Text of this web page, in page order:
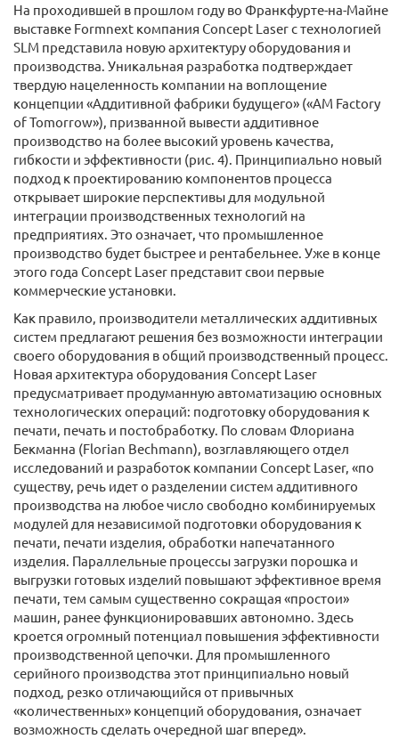
На проходившей в прошлом году во Франкфурте-на-Майне
выставке Formnext компания Concept Laser с технологией
SLM представила новую архитектуру оборудования и
производства. Уникальная разработка подтверждает
твердую нацеленность компании на воплощение
концепции «Аддитивной фабрики будущего» («AM Factory
of Tomorrow»), призванной вывести аддитивное
производство на более высокий уровень качества,
гибкости и эффективности (рис. 4). Принципиально новый
подход к проектированию компонентов процесса
открывает широкие перспективы для модульной
интеграции производственных технологий на
предприятиях. Это означает, что промышленное
производство будет быстрее и рентабельнее. Уже в конце
этого года Concept Laser представит свои первые
коммерческие установки.
Как правило, производители металлических аддитивных
систем предлагают решения без возможности интеграции
своего оборудования в общий производственный процесс.
Новая архитектура оборудования Concept Laser
предусматривает продуманную автоматизацию основных
технологических операций: подготовку оборудования к
печати, печать и постобработку. По словам Флориана
Бекманна (Florian Bechmann), возглавляющего отдел
исследований и разработок компании Concept Laser, «по
существу, речь идет о разделении систем аддитивного
производства на любое число свободно комбинируемых
модулей для независимой подготовки оборудования к
печати, печати изделия, обработки напечатанного
изделия. Параллельные процессы загрузки порошка и
выгрузки готовых изделий повышают эффективное время
печати, тем самым существенно сокращая «простои»
машин, ранее функционировавших автономно. Здесь
кроется огромный потенциал повышения эффективности
производственной цепочки. Для промышленного
серийного производства этот принципиально новый
подход, резко отличающийся от привычных
«количественных» концепций оборудования, означает
возможность сделать очередной шаг вперед».